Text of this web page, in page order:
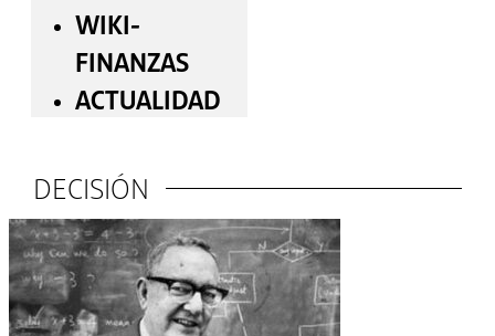
WIKI-
FINANZAS
ACTUALIDAD
DECISIÓN